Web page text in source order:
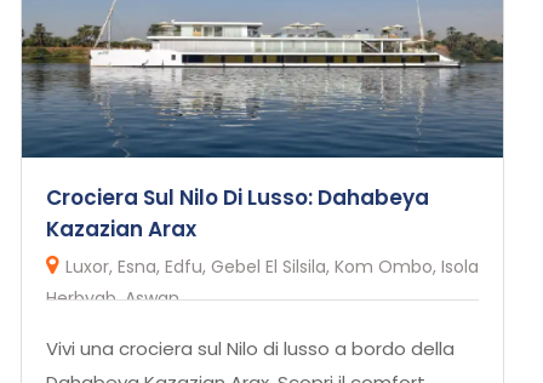
Crociera Sul Nilo Di Lusso: Dahabeya
Kazazian Arax
Luxor, Esna, Edfu, Gebel El Silsila, Kom Ombo, Isola
Herbyab, Aswan
Vivi una crociera sul Nilo di lusso a bordo della